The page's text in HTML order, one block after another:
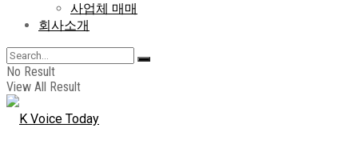
사업체 매매
회사소개
No Result
View All Result